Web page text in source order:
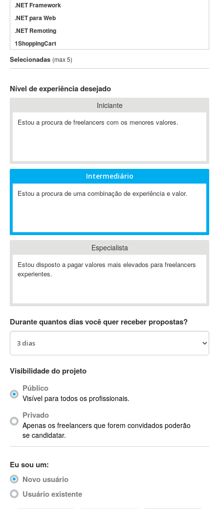
.NET Framework
.NET para Web
.NET Remoting
1ShoppingCart
3DS Max
3GSM
802.11
A-GPS
ABAP
Abaqus
ABBYY FineReader
Ableton
Ableton Push
Abstract
AC3
ACID Pro
ACPI
Acrobat
Acrobat X
Acronis
ACT
Actimize
ActionScript
ActionScript 3
Selecionadas (max 5)
Nível de experiência desejado
Iniciante
Estou a procura de freelancers com os menores valores.
Intermediário
Estou a procura de uma combinação de experiência e valor.
Especialista
Estou disposto a pagar valores mais elevados para freelancers
experientes.
Durante quantos dias você quer receber propostas?
Visibilidade do projeto
Público
Visível para todos os profissionais.
Privado
Apenas os freelancers que forem convidados poderão
se candidatar.
Eu sou um:
Novo usuário
Usuário existente